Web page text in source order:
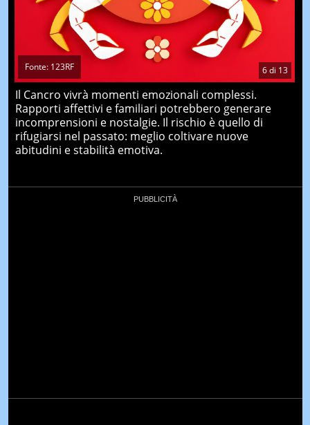
6di 13
Fonte: 123RF
Il Cancro vivrà momenti emozionali complessi.
Rapporti affettivi e familiari potrebbero generare
incomprensioni e nostalgie. Il rischio è quello di
rifugiarsi nel passato: meglio coltivare nuove
abitudini e stabilità emotiva.